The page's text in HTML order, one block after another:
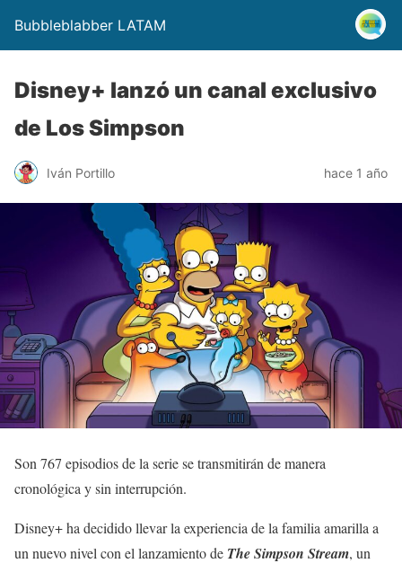
Bubbleblabber LATAM
Disney+ lanzó un canal exclusivo
de Los Simpson
Iván Portillo hace 1 año
Son 767 episodios de la serie se transmitirán de manera
cronológica y sin interrupción.
Disney+ ha decidido llevar la experiencia de la familia amarilla a
un nuevo nivel con el lanzamiento de The Simpson Stream, un